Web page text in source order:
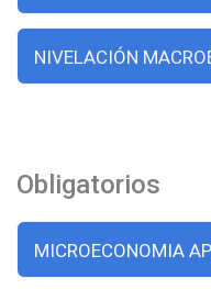
NIVELACIÓN
Obligatorios
MICROECONOMIA